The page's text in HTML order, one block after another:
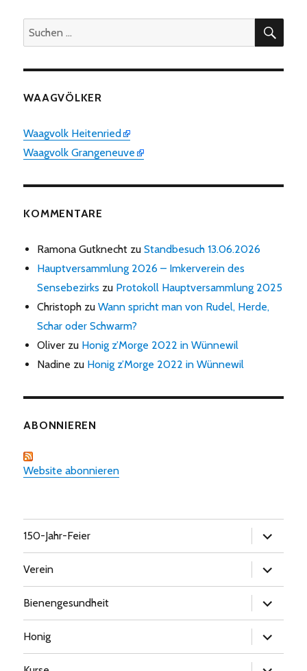
Suchen
nach:
WAAGVÖLKER
Waagvolk Heitenried
Waagvolk Grangeneuve
KOMMENTARE
Ramona Gutknecht zuStandbesuch 13.06.2026
Hauptversammlung 2026 – Imkerverein des
Sensebezirks zu Protokoll Hauptversammlung 2025
Christoph zuWann spricht man von Rudel, Herde,
Schar oder Schwarm?
Oliver zu Honig z’Morge 2022 in Wünnewil
Nadine zu Honig z’Morge 2022 in Wünnewil
ABONNIEREN
Website abonnieren
150-Jahr-Feier
öffnen
Verein
öffnen
Bienengesundheit
öffnen
Honig
öffnen